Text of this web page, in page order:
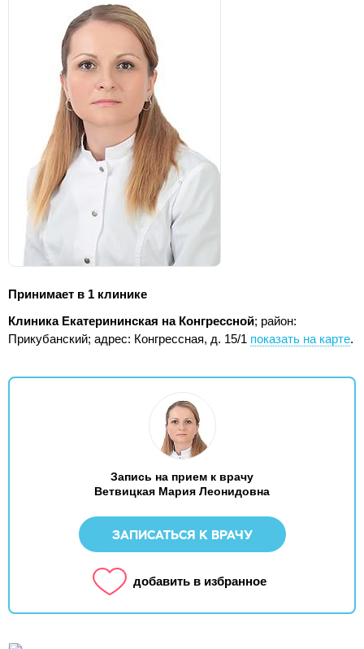
Принимает в 1 клинике
Клиника Екатерининская на Конгрессной; район:
Прикубанский; адрес: Конгрессная, д. 15/1 показать на карте.
Запись на прием к врачу
Ветвицкая Мария Леонидовна
ЗАПИСАТЬСЯ К ВРАЧУ
добавить в избранное